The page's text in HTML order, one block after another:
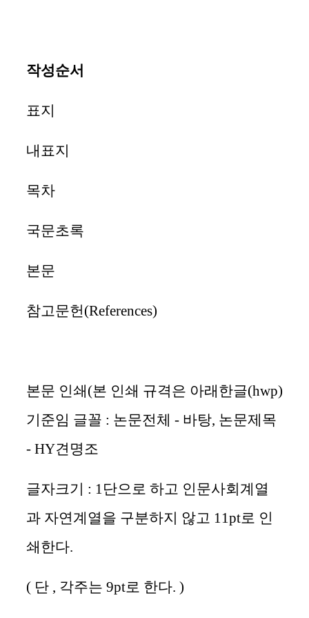
작성순서
표지
내표지
목차
국문초록
본문
참고문헌(References)
본문 인쇄(본 인쇄 규격은 아래한글(hwp)
기준임 글꼴 : 논문전체 - 바탕, 논문제목
- HY견명조
글자크기 : 1단으로 하고 인문사회계열
과 자연계열을 구분하지 않고 11pt로 인
쇄한다.
( 단 , 각주는 9pt로 한다. )